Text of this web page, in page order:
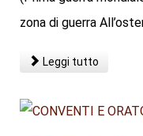
zona di guerra
Leggi tutto